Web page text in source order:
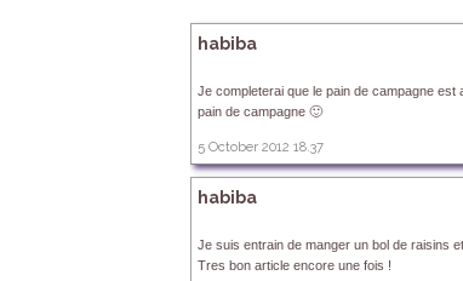
habiba
Je completerai que le pain de campagne
pain de campagne 🙂
5 October 2012 18.37
habiba
Je suis entrain de manger un bol de raisins
Tres bon article encore une fois !